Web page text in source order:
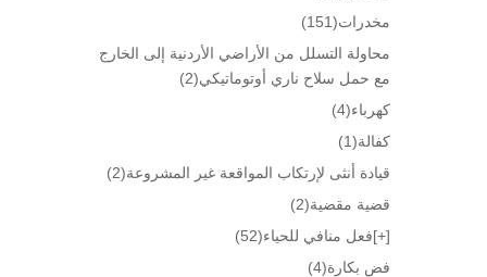
مخدرات(151)
محاولة التسلل من الأراضي الأردنية إلى الخارج
مع حمل سلاح ناري أوتوماتيكي(2)
كهرباء(4)
كفالة(1)
قيادة أنثى لإرتكاب المواقعة غير المشروعة(2)
قضية مقضية(2)
[+]فعل منافي للحياء(52)
فض بكارة(4)